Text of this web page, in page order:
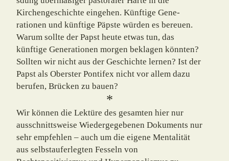
Kirchengeschichte eingehen. Künftige Gene­
rationen und künftige Päpste würden es bereuen.
Warum sollte der Papst heute etwas tun, das
künftige Ge­ne­rationen morgen beklagen könnten?
Sollten wir nicht aus der Geschichte lernen? Ist der
Papst als Oberster Pontifex nicht vor allem dazu
berufen, Brücken zu bauen?
*
Wir können die Lektüre des gesamten hier nur
ausschnittsweise Wiedergegebenen Dokuments nur
sehr empfehlen – auch um die eigene Mentalität
aus selbstauferlegten Fesseln von